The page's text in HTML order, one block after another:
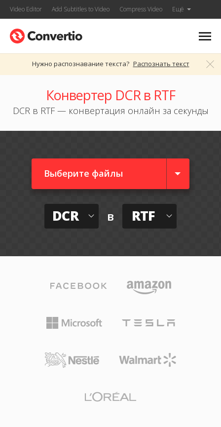
Video Editor Add Subtitles to Video Compress Video Ещё
Нужно распознавание текста? Распознать текст
Конвертер DCR в RTF
DCR в RTF — конвертация онлайн за секунды
Выберите файлы
DCR в RTF